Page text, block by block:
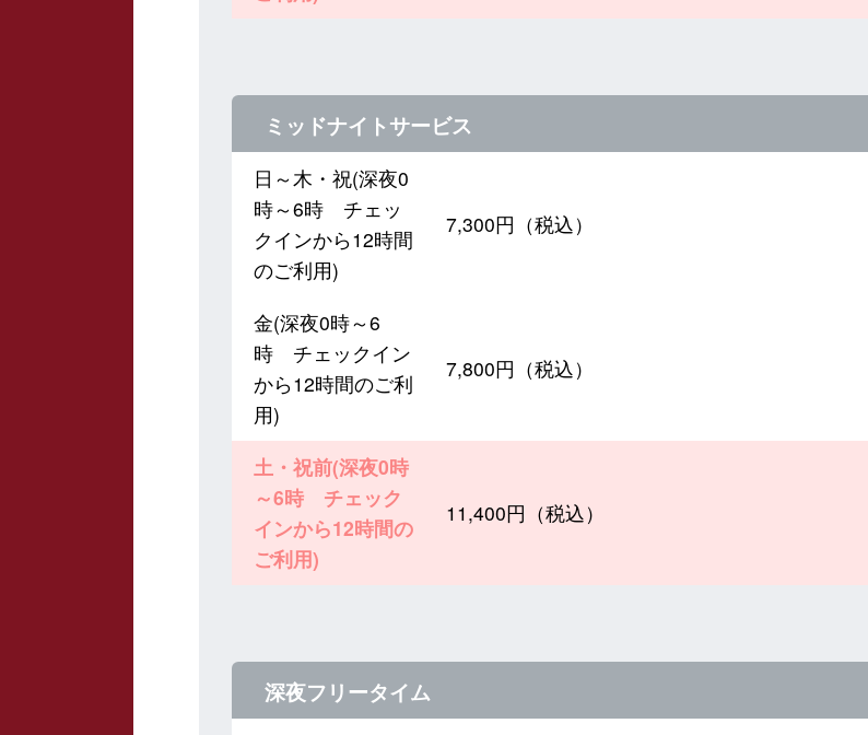
ミッドナイトサービス
日～木・祝(深夜0
時～6時 チェッ
クインから12時間
のご利用)
7,300円（税込）
金(深夜0時～6
時 チェックイン
から12時間のご利
用)
7,800円（税込）
土・祝前(深夜0時
～6時 チェック
インから12時間の
ご利用)
11,400円（税込）
深夜フリータイム